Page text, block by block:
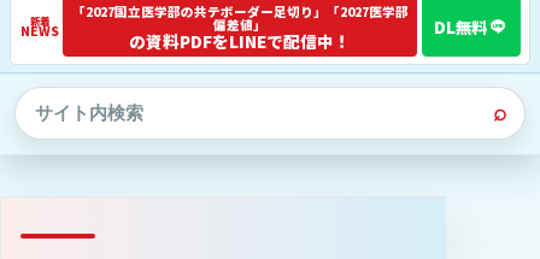
NEWS
「2027国立医学部の共テボーダー足切り」「2027医学部
偏差値」
の資料PDFをLINEで配信中！
⌕